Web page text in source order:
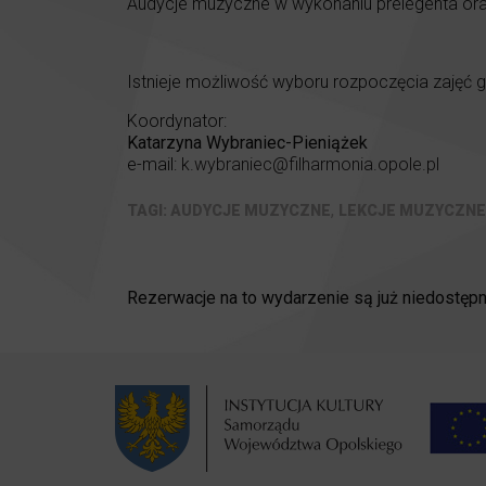
Audycje muzyczne w wykonaniu prelegenta
Istnieje możliwość wyboru rozpoczęcia
Koordynator:
Katarzyna Wybraniec-Pieniążek
e-mail: k.wybraniec@filharmonia.opole.pl
AUDYCJE MUZYCZNE, LEKCJE MUZYCZNE
Rezerwacje na to wydarzenie są już